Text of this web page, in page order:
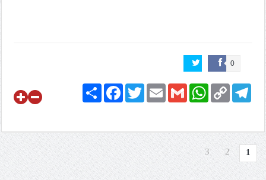
0
ShareFacebookTwitterEmailGmail
WhatsApp Copy
Link
Telegram
1
2
3